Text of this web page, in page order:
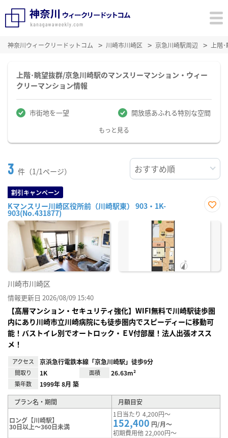
神奈川ウィークリードットコム 川崎市川崎区 京急川崎駅周辺 上階
上階･眺望抜群/京急川崎駅のマンスリーマンション・ウィー
クリーマンション情報
市街地を一望 開放感あふれる特別な空間
もっと見る
3 件（1/1ページ）
割引キャンペーン
Kマンスリー川崎区役所前（川崎駅東） 903・1K-
903(No.431877)
に入
川崎市川崎区
情報更新日 2026/08/09 15:40
【高層マンション・セキュリティ強化】WIFI無料で川崎駅徒歩圏
内にあり川崎市立川崎病院にも徒歩圏内でスピーディーに移動可
能！バストイレ別でオートロック・ＥV付部屋！法人出張オスス
メ！
アクセス 京浜急行電鉄本線「京急川崎駅」徒歩9分
間取り 1K 面積 26.63m²
築年数 1999年 8月 築
プラン名・期間 月額目安
ロング【川崎駅】
30日以上～360日未満
1日当たり 4,200円～
152,400 円/月～
初期費用他 22,000円～